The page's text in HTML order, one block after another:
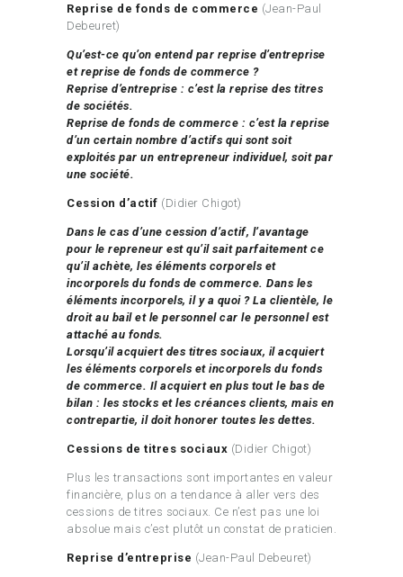
Reprise de fonds de commerce (Jean-Paul
Debeuret)
Qu’est-ce qu’on entend par reprise d’entreprise
et reprise de fonds de commerce ?
Reprise d’entreprise : c’est la reprise des titres
de sociétés.
Reprise de fonds de commerce : c’est la reprise
d’un certain nombre d’actifs qui sont soit
exploités par un entrepreneur individuel, soit par
une société.
Cession d’actif (Didier Chigot)
Dans le cas d’une cession d’actif, l’avantage
pour le repreneur est qu’il sait parfaitement ce
qu’il achète, les éléments corporels et
incorporels du fonds de commerce. Dans les
éléments incorporels, il y a quoi ? La clientèle, le
droit au bail et le personnel car le personnel est
attaché au fonds.
Lorsqu’il acquiert des titres sociaux, il acquiert
les éléments corporels et incorporels du fonds
de commerce. Il acquiert en plus tout le bas de
bilan : les stocks et les créances clients, mais en
contrepartie, il doit honorer toutes les dettes.
Cessions de titres sociaux (Didier Chigot)
Plus les transactions sont importantes en valeur
financière, plus on a tendance à aller vers des
cessions de titres sociaux. Ce n’est pas une loi
absolue mais c’est plutôt un constat de praticien.
Reprise d’entreprise (Jean-Paul Debeuret)